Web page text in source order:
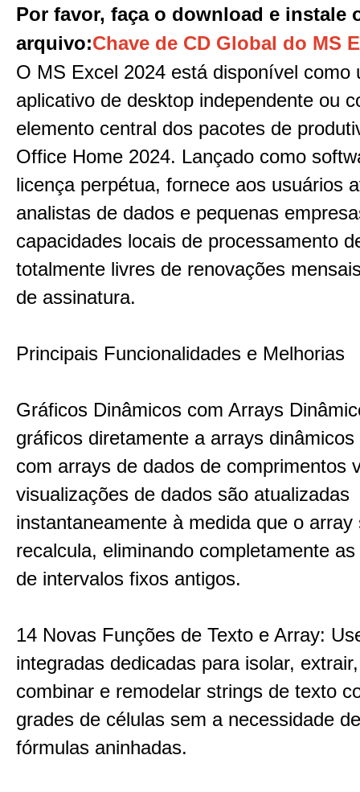
Por favor, faça o download e instale
arquivo:Chave de CD Global do MS
O MS Excel 2024 está disponível como
aplicativo de desktop independente ou
elemento central dos pacotes de
Office Home 2024. Lançado como
licença perpétua, fornece aos usuários
analistas de dados e pequenas
capacidades locais de processamento
totalmente livres de renovações
de assinatura.
Principais Funcionalidades e Melhorias
Gráficos Dinâmicos com Arrays
gráficos diretamente a arrays dinâmicos
com arrays de dados de comprimentos
visualizações de dados são atualizadas
instantaneamente à medida que o array
recalcula, eliminando completamente
de intervalos fixos antigos.
14 Novas Funções de Texto e Array:
integradas dedicadas para isolar,
combinar e remodelar strings de texto
grades de células sem a necessidade
fórmulas aninhadas.